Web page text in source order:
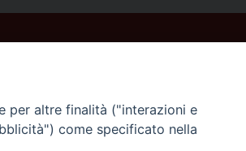
02047
per altre finalità ("interazioni e
come specificato nella